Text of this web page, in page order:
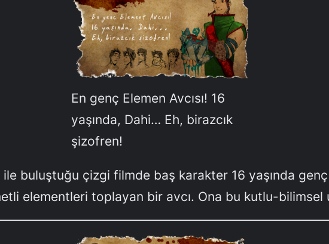
En genç Elemen Avcısı! 16
yaşında, Dahi… Eh, birazcık
şizofren!
buluştuğu çizgi filmde baş karakter 16 yaşında
elementleri toplayan bir avcı. Ona bu kutlu-bilimsel